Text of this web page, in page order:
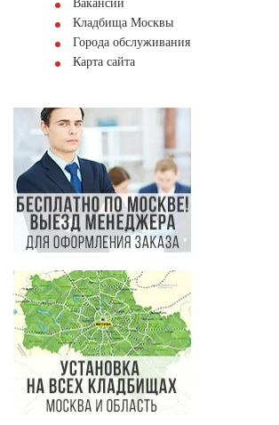
Вакансии
Кладбища Москвы
Города обслуживания
Карта сайта